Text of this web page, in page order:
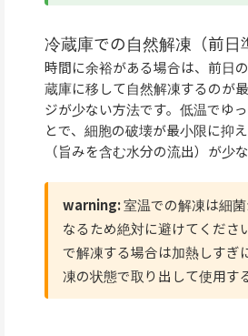
冷蔵庫での自然解凍（前日
時間に余裕がある場合は、前日
蔵庫に移して自然解凍するのが
ジが少ない方法です。低温でゆ
とで、細胞の破壊が最小限に抑
（旨みを含む水分の流出）が少
warning:室温での解凍は細
なるため絶対に避けてくださ
で解凍する場合は加熱しすぎ
凍の状態で取り出して使用す